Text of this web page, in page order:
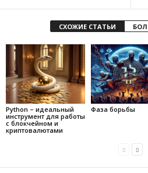
СХОЖИЕ СТАТЬИ
Python – идеальный
инструмент для работы
с блокчейном и
криптовалютами
Фаза борьбы